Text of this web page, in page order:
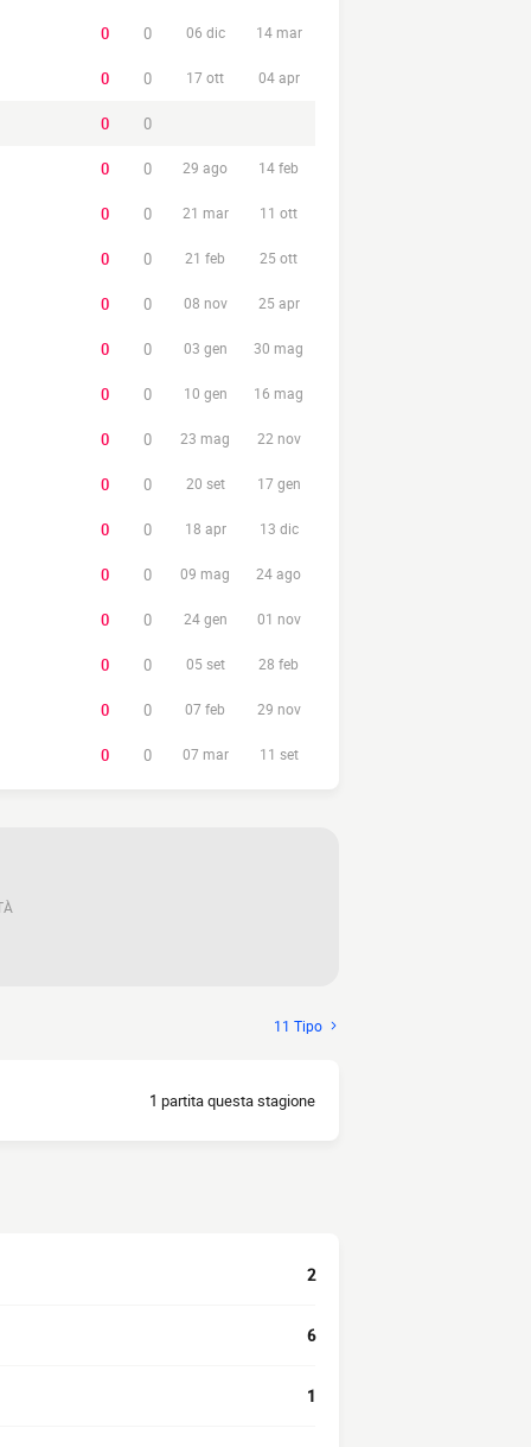
0 0 06 dic 14 mar
0 0 17 ott 04 apr
0 0
0 0 29 ago 14 feb
0 0 21 mar 11 ott
0 0 21 feb 25 ott
0 0 08 nov 25 apr
0 0 03 gen 30 mag
0 0 10 gen 16 mag
0 0 23 mag 22 nov
0 0 20 set 17 gen
0 0 18 apr 13 dic
0 0 09 mag 24 ago
0 0 24 gen 01 nov
0 0 05 set 28 feb
0 0 07 feb 29 nov
0 0 07 mar 11 set
11 Tipo
1 partita questa stagione
2
6
1